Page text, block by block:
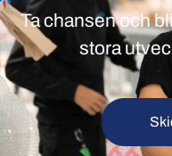
Ta chansen och
stora